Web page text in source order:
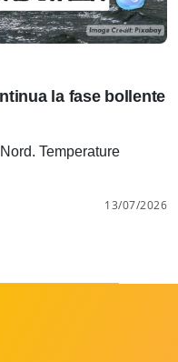
la fase bollente
Temperature
13/07/2026